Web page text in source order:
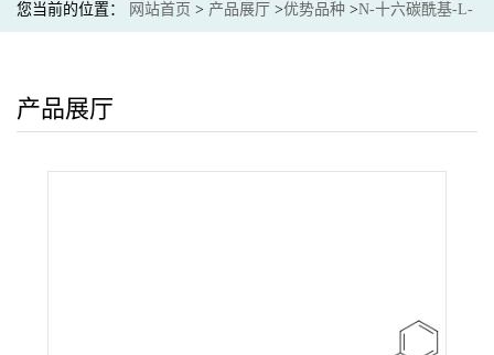
您当前的位置： 网站首页 > 产品展厅 >优势品种 >N-十六碳酰基-L-
产品展厅